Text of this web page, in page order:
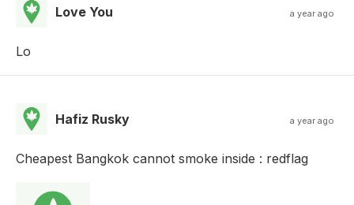
Love You a year ago
Lo
Hafiz Rusky a year ago
Cheapest Bangkok cannot smoke inside : redflag